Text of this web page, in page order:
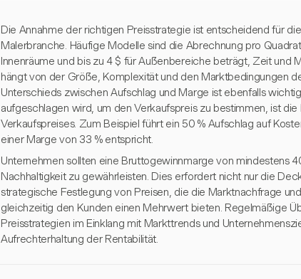
Die Annahme der richtigen Preisstrategie ist entscheidend für
Malerbranche. Häufige Modelle sind die Abrechnung pro
Innenräume und bis zu 4 $ für Außenbereiche beträgt, Zeit und
hängt von der Größe, Komplexität und den Marktbedingungen
Unterschieds zwischen Aufschlag und Marge ist ebenfalls
aufgeschlagen wird, um den Verkaufspreis zu bestimmen, ist
Verkaufspreises. Zum Beispiel führt ein 50 % Aufschlag auf
einer Marge von 33 % entspricht.
Unternehmen sollten eine Bruttogewinnmarge von mindestens
Nachhaltigkeit zu gewährleisten. Dies erfordert nicht nur die
strategische Festlegung von Preisen, die die Marktnachfrage
gleichzeitig den Kunden einen Mehrwert bieten. Regelmäßige
Preisstrategien im Einklang mit Markttrends und
Aufrechterhaltung der Rentabilität.